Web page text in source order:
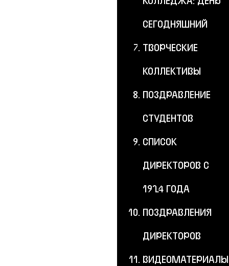
СЕГОДНЯШНИЙ
ТВОРЧЕСКИЕ
КОЛЛЕКТИВЫ
ПОЗДРАВЛЕНИЕ
СТУДЕНТОВ
СПИСОК
ДИРЕКТОРОВ С
1924 ГОДА
ПОЗДРАВЛЕНИЯ
ДИРЕКТОРОВ
ВИДЕОМАТЕРИАЛЫ